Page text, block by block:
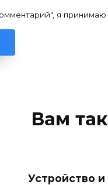
я принимаю
Вам
Устройство